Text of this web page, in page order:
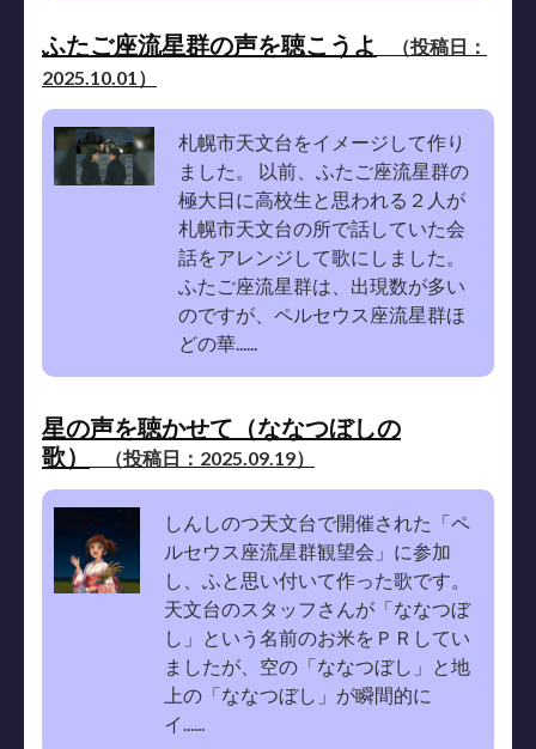
ふたご座流星群の声を聴こうよ
（投稿日：
2025.10.01）
札幌市天文台をイメージして作り
ました。 以前、ふたご座流星群の
極大日に高校生と思われる２人が
札幌市天文台の所で話していた会
話をアレンジして歌にしました。
ふたご座流星群は、出現数が多い
のですが、ペルセウス座流星群ほ
どの華......
星の声を聴かせて（ななつぼしの
歌）
（投稿日：2025.09.19）
しんしのつ天文台で開催された「ペ
ルセウス座流星群観望会」に参加
し、ふと思い付いて作った歌です。
天文台のスタッフさんが「ななつぼ
し」という名前のお米をＰＲしてい
ましたが、空の「ななつぼし」と地
上の「ななつぼし」が瞬間的に
イ......